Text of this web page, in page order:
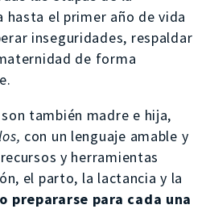
hasta el primer año de vida
inseguridades, respaldar
de forma
también madre e hija,
con un lenguaje amable y
y herramientas
el parto, la lactancia y la
prepararse para cada una